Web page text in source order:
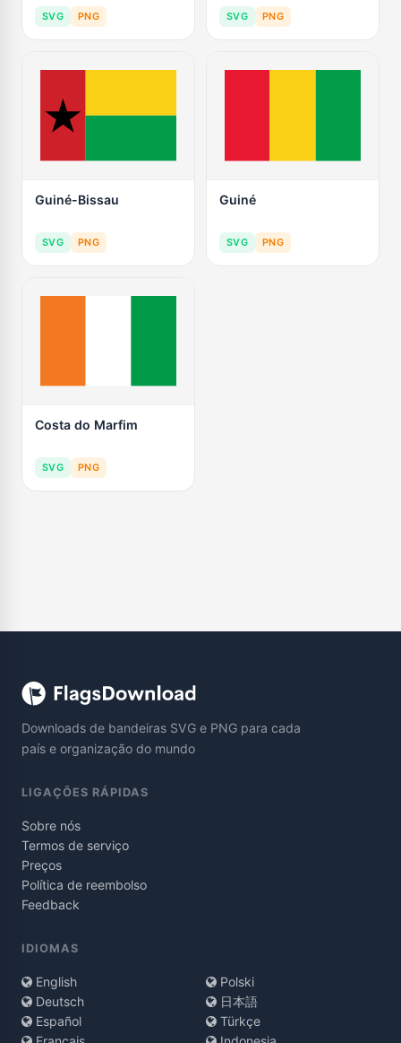
SVG PNG SVG PNG
Guiné-Bissau
SVG PNG
Guiné
SVG PNG
Costa do Marfim
SVG PNG
Downloads de bandeiras SVG e PNG para cada
país e organização do mundo
LIGAÇÕES RÁPIDAS
Sobre nós
Termos de serviço
Preços
Política de reembolso
Feedback
IDIOMAS
English
Deutsch
Español
Polski
日本語
Türkçe